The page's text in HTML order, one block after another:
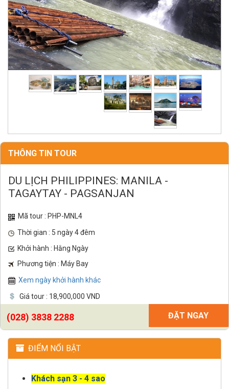
THÔNG TIN TOUR
DU LỊCH PHILIPPINES: MANILA -
TAGAYTAY - PAGSANJAN
Mã tour : PHP-MNL4
Thời gian : 5 ngày 4 đêm
Khởi hành : Hằng Ngày
Phương tiện : Máy Bay
Xem ngày khởi hành khác
Giá tour : 18,900,000 VND
(028) 3838 2288 ĐẶT NGAY
ĐIỂM NỔI BẬT
Khách sạn 3 - 4 sao